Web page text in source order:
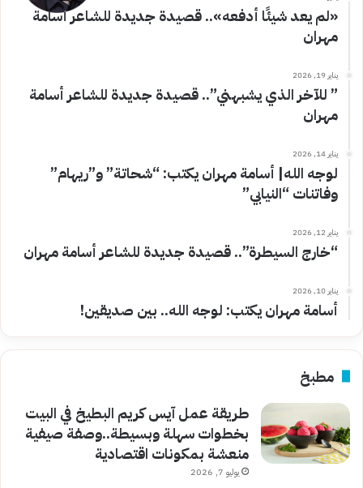
«لم يعد شيئًا أدفعه».. قصيدة جديدة للشاعر أسامة
مهران
يناير 19, 2026
” للآخر الذي يشبهني”.. قصيدة جديدة للشاعر أسامة
مهران
يناير 14, 2026
لوجه الله| أسامة مهران يكتب: “شحاتة” و”ريهام”
وفاتنات “النيابي”
يناير 12, 2026
“خارج السيطرة”.. قصيدة جديدة للشاعر أسامة مهران
يناير 10, 2026
أسامة مهران يكتب: لوجه الله.. بين صديقين!
مطبخ
طريقة عمل آيس كريم البطيخ في البيت
بخطوات سهلة وبسيطة..وصفة صيفية
منعشة بمكونات اقتصادية
يوليو 7, 2026